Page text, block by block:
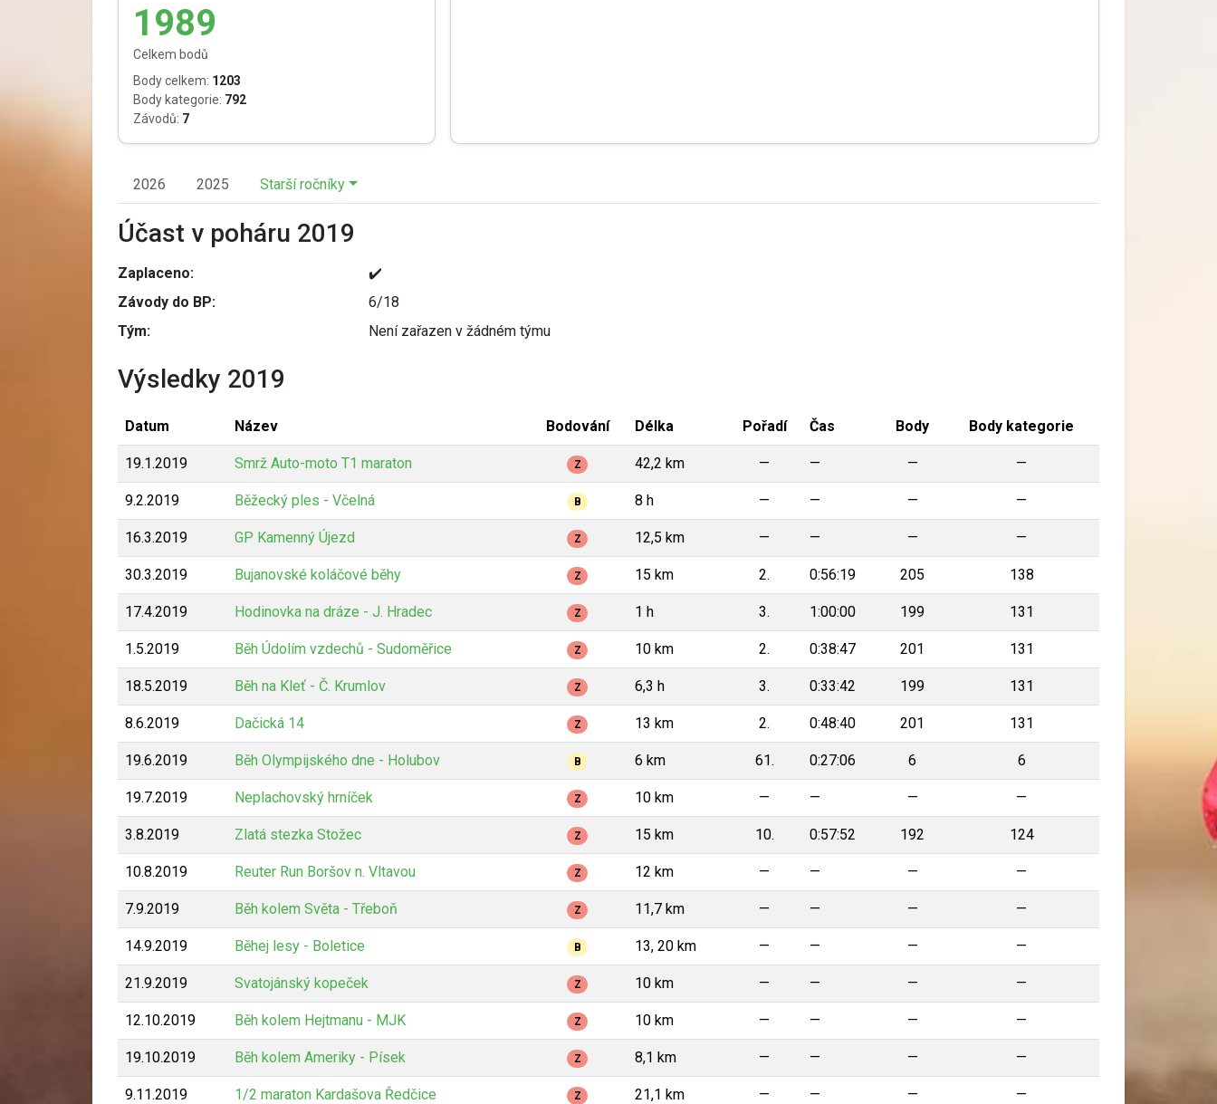
1989
Celkem bodů
Body celkem: 1203
Body kategorie: 792
Závodů: 7
2026 2025 Starší ročníky
Účast v poháru 2019
Zaplaceno:
✔️
Závody do BP:
6/18
Tým:
Není zařazen v žádném týmu
Výsledky 2019
Datum Název Bodování Délka Pořadí Čas Body Body kategorie
19.1.2019 Smrž Auto-moto T1 maraton Z 42,2 km — — — —
9.2.2019 Běžecký ples - Včelná B 8 h — — — —
16.3.2019 GP Kamenný Újezd Z 12,5 km — — — —
30.3.2019 Bujanovské koláčové běhy Z 15 km 2. 0:56:19 205 138
17.4.2019 Hodinovka na dráze - J. Hradec Z 1 h 3. 1:00:00 199 131
1.5.2019 Běh Údolím vzdechů - Sudoměřice Z 10 km 2. 0:38:47 201 131
18.5.2019 Běh na Kleť - Č. Krumlov Z 6,3 h 3. 0:33:42 199 131
8.6.2019 Dačická 14 Z 13 km 2. 0:48:40 201 131
19.6.2019 Běh Olympijského dne - Holubov B 6 km 61. 0:27:06 6 6
19.7.2019 Neplachovský hrníček Z 10 km — — — —
3.8.2019 Zlatá stezka Stožec Z 15 km 10. 0:57:52 192 124
10.8.2019 Reuter Run Boršov n. Vltavou Z 12 km — — — —
7.9.2019 Běh kolem Světa - Třeboň Z 11,7 km — — — —
14.9.2019 Běhej lesy - Boletice B 13, 20 km — — — —
21.9.2019 Svatojánský kopeček Z 10 km — — — —
12.10.2019 Běh kolem Hejtmanu - MJK Z 10 km — — — —
19.10.2019 Běh kolem Ameriky - Písek Z 8,1 km — — — —
9.11.2019 1/2 maraton Kardašova Ředčice Z 21,1 km — — — —